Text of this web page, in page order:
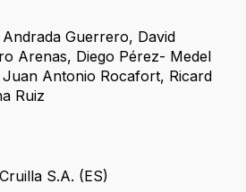
Guerrero, David
Arenas, Diego Pérez- Medel
Juan Antonio Rocafort, Ricard
Ruiz
S.A. (ES)